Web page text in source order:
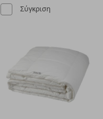
Σύγκριση